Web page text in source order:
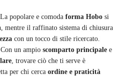
popolare e comoda forma Hobo si
mentre il raffinato sistema di chiusura
con un tocco di stile ricercato.
un ampio scomparto principale e
, trovare ciò che ti serve è
per chi cerca ordine e praticità